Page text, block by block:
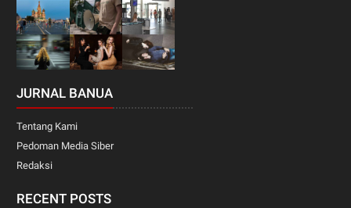
JURNAL BANUA
Tentang Kami
Pedoman Media Siber
Redaksi
RECENT POSTS